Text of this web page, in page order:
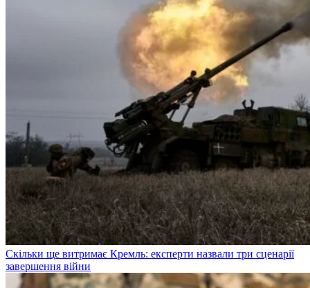
Скільки ще витримає Кремль: експерти назвали три сценарії
завершення війни